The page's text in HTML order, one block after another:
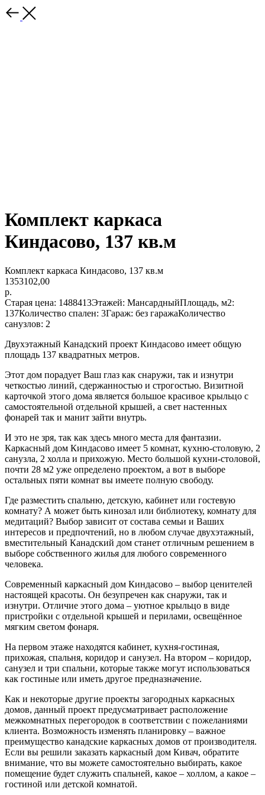
Комплект каркаса
Киндасово, 137 кв.м
Комплект каркаса Киндасово, 137 кв.м
1353102,00
р.
Старая цена: 1488413Этажей: МансардныйПлощадь, м2:
137Количество спален: 3Гараж: без гаражаКоличество
санузлов: 2
Двухэтажный Канадский проект Киндасово имеет общую
площадь 137 квадратных метров.
Этот дом порадует Ваш глаз как снаружи, так и изнутри
четкостью линий, сдержанностью и строгостью. Визитной
карточкой этого дома является большое красивое крыльцо с
самостоятельной отдельной крышей, а свет настенных
фонарей так и манит зайти внутрь.
И это не зря, так как здесь много места для фантазии.
Каркасный дом Киндасово имеет 5 комнат, кухню-столовую, 2
санузла, 2 холла и прихожую. Место большой кухни-столовой,
почти 28 м2 уже определено проектом, а вот в выборе
остальных пяти комнат вы имеете полную свободу.
Где разместить спальню, детскую, кабинет или гостевую
комнату? А может быть кинозал или библиотеку, комнату для
медитаций? Выбор зависит от состава семьи и Ваших
интересов и предпочтений, но в любом случае двухэтажный,
вместительный Канадский дом станет отличным решением в
выборе собственного жилья для любого современного
человека.
Современный каркасный дом Киндасово – выбор ценителей
настоящей красоты. Он безупречен как снаружи, так и
изнутри. Отличие этого дома – уютное крыльцо в виде
пристройки с отдельной крышей и перилами, освещённое
мягким светом фонаря.
На первом этаже находятся кабинет, кухня-гостиная,
прихожая, спальня, коридор и санузел. На втором – коридор,
санузел и три спальни, которые также могут использоваться
как гостиные или иметь другое предназначение.
Как и некоторые другие проекты загородных каркасных
домов, данный проект предусматривает расположение
межкомнатных перегородок в соответствии с пожеланиями
клиента. Возможность изменять планировку – важное
преимущество канадские каркасных домов от производителя.
Если вы решили заказать каркасный дом Кивач, обратите
внимание, что вы можете самостоятельно выбирать, какое
помещение будет служить спальней, какое – холлом, а какое –
гостиной или детской комнатой.